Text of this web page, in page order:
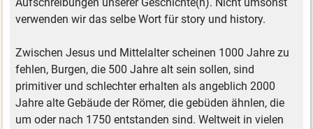
verwenden wir das selbe Wort für story und history.
Zwischen Jesus und Mittelalter scheinen 1000 Jahre zu
fehlen, Burgen, die 500 Jahre alt sein sollen, sind
primitiver und schlechter erhalten als angeblich 2000
Jahre alte Gebäude der Römer, die gebüden ähnlen, die
um oder nach 1750 entstanden sind. Weltweit in vielen